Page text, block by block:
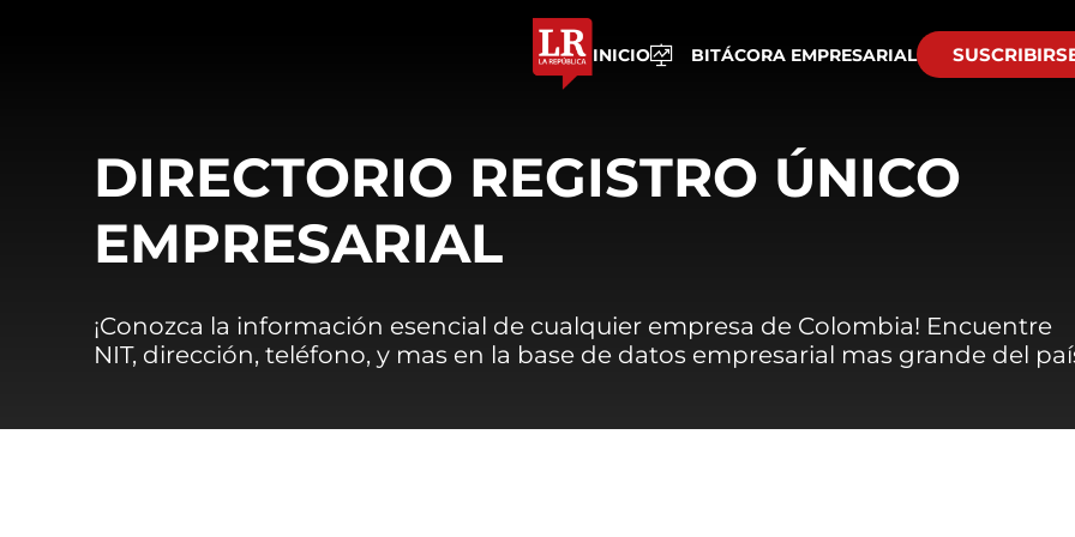
INICIO BITÁCORA EMPRESARIAL
DIRECTORIO REGISTRO ÚNICO
EMPRESARIAL
¡Conozca la información esencial de cualquier empresa de Colombia! Encuentre
NIT, dirección, teléfono, y mas en la base de datos empresarial mas grande del